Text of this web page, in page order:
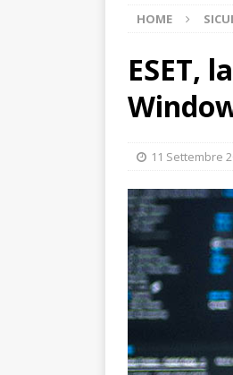
HOME
ESET,
11 Settembre